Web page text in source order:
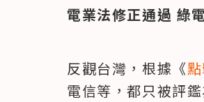
電業法修正通過 綠
反觀台灣，根據《
電信等，都只被評